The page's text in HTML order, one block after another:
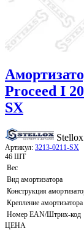
Proceed I
SX
Артикул: 3213-0211-SX
46 ШТ
Вес
Вид амортизатора
Конструкция
Крепление амортизатора
Номер EAN/Штрих-код
ЦЕНА